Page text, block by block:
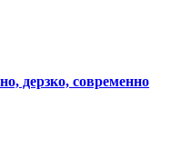
дерзко, современно